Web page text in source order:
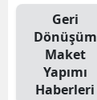
Geri
Dönüşüm
Maket
Yapımı
Haberleri